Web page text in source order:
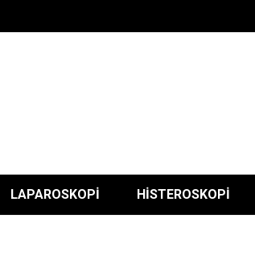
LAPAROSKOPI HISTEROSKOPI